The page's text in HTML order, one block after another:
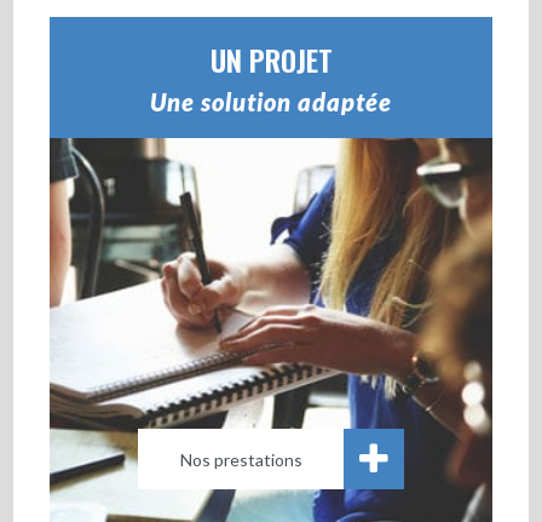
UN PROJET
Une solution adaptée
Nos prestations